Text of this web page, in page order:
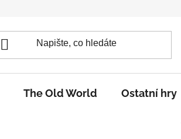
The Old World Ostatní hry